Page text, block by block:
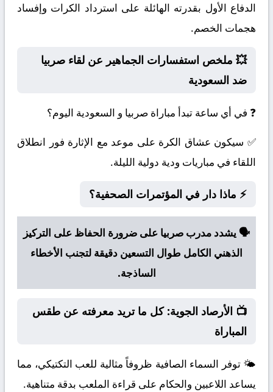
الدفاع الأول بقدرته الهائلة على استرداد الكرات وإفساد
هجمات الخصم.
💥 ملخص استفسارات الجماهير عن لقاء صربيا
ضد السعودية
❓ في أي ساعة تبدأ مباراة صربيا و السعودية اليوم؟
✅ سيكون عشاق الكرة على موعد مع الإثارة فور انطلاق
اللقاء في مباريات ودية دولية الليلة.
⚡ ماذا دار في المؤتمرات الصحفية؟
🗣️ يشدد مدرب صربيا على ضرورة الحفاظ على التركيز
الذهني الكامل طوال التسعين دقيقة لتجنب الأخطاء
الساذجة.
📺 الأرصاد الجوية: كل ما تريد معرفته عن طقس
المباراة
🌤️ توفر السماء الصافية ظروفاً مثالية للعب التكتيكي، مما
يساعد اللاعبين والحكام على قراءة الملعب بدقة متناهية.